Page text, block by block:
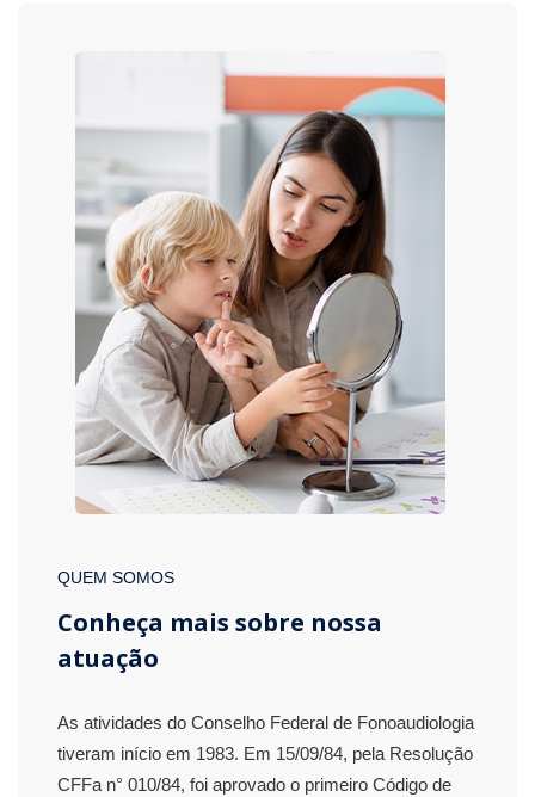
QUEM SOMOS
Conheça mais sobre nossa
atuação
As atividades do Conselho Federal de Fonoaudiologia
tiveram início em 1983. Em 15/09/84, pela Resolução
CFFa n° 010/84, foi aprovado o primeiro Código de